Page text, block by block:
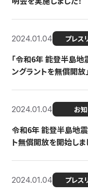
2024.01.04 プレス
「令和6年 能登半島
ングラントを無償開放
2024.01.04 お
令和6年 能登半島地
ト無償開放を開始しま
2024.01.04 プレス